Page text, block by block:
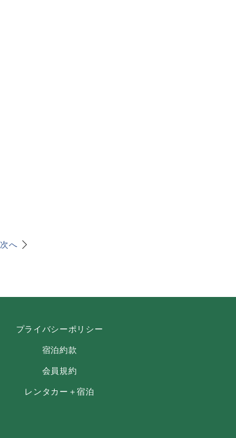
次へ
プライバシーポリシー
宿泊約款
会員規約
レンタカー＋宿泊